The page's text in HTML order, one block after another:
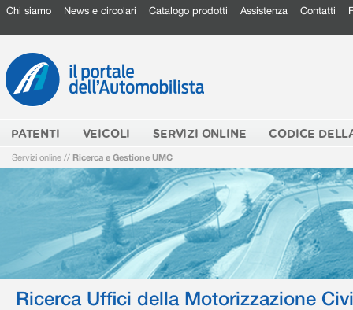
Chi siamo News e circolari Catalogo prodotti Assistenza Contatti
PATENTI VEICOLI SERVIZI ONLINE CODICE
Servizi online // Ricerca e Gestione UMC
Ricerca Uffici della Motorizzazione